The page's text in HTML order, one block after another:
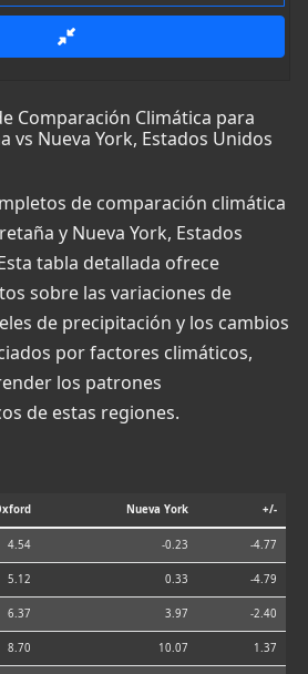
Comparación Climática para
vs Nueva York, Estados Unidos
de comparación climática
y Nueva York, Estados
tabla detallada ofrece
sobre las variaciones de
de precipitación y los cambios
por factores climáticos,
los patrones
de estas regiones.
Nueva York +/-
4.54 -0.23 -4.77
5.12 0.33 -4.79
6.37 3.97 -2.40
8.70 10.07 1.37